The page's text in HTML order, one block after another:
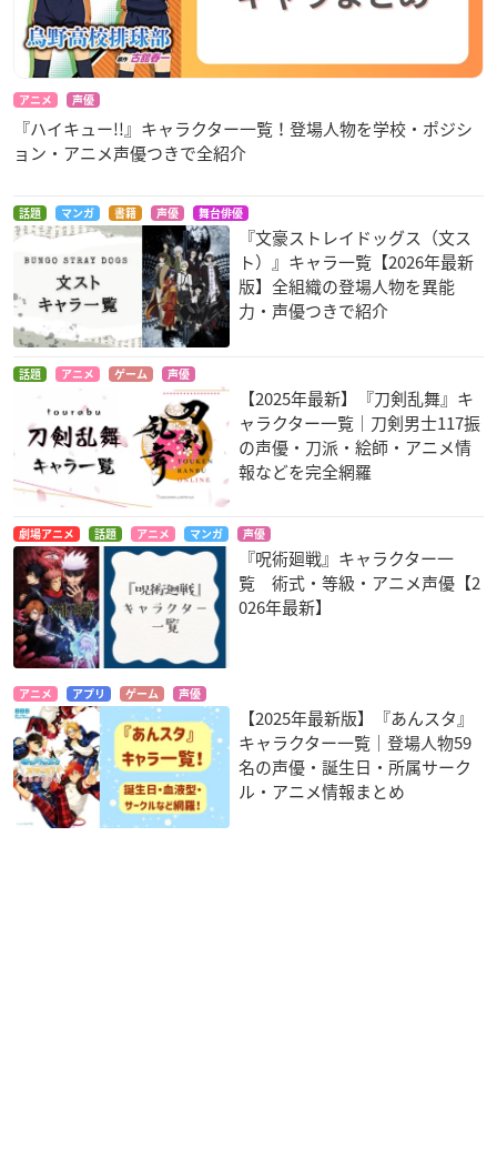
アニメ 声優
『ハイキュー!!』キャラクター一覧！登場人物を学校・ポジシ
ョン・アニメ声優つきで全紹介
話題 マンガ 書籍 声優 舞台俳優
『文豪ストレイドッグス（文ス
ト）』キャラ一覧【2026年最新
版】全組織の登場人物を異能
力・声優つきで紹介
話題 アニメ ゲーム 声優
【2025年最新】『刀剣乱舞』キ
ャラクター一覧｜刀剣男士117振
の声優・刀派・絵師・アニメ情
報などを完全網羅
劇場アニメ 話題 アニメ マンガ 声優
『呪術廻戦』キャラクター一
覧 術式・等級・アニメ声優【2
026年最新】
アニメ アプリ ゲーム 声優
【2025年最新版】『あんスタ』
キャラクター一覧｜登場人物59
名の声優・誕生日・所属サーク
ル・アニメ情報まとめ